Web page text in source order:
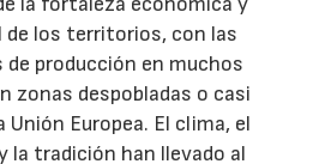
de los territorios, con las
de producción en muchos
zonas despobladas o casi
Unión Europea. El clima, el
la tradición han llevado al